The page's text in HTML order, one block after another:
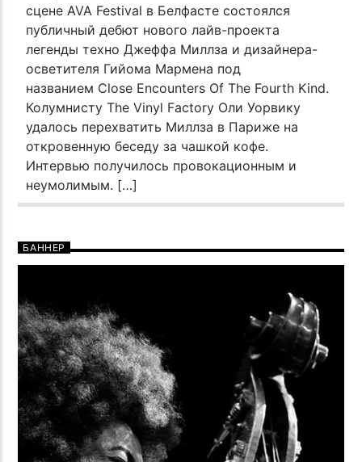
сцене AVA Festival в Белфасте состоялся
публичный дебют нового лайв-проекта
легенды техно Джеффа Миллза и дизайнера-
осветителя Гийома Мармена под
названием Close Encounters Of The Fourth Kind.
Колумнисту The Vinyl Factory Оли Уорвику
удалось перехватить Миллза в Париже на
откровенную беседу за чашкой кофе.
Интервью получилось провокационным и
неумолимым. […]
БАННЕР